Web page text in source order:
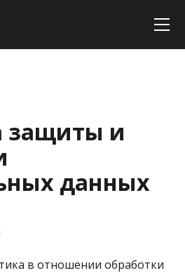
защиты и
данных
в отношении обработки